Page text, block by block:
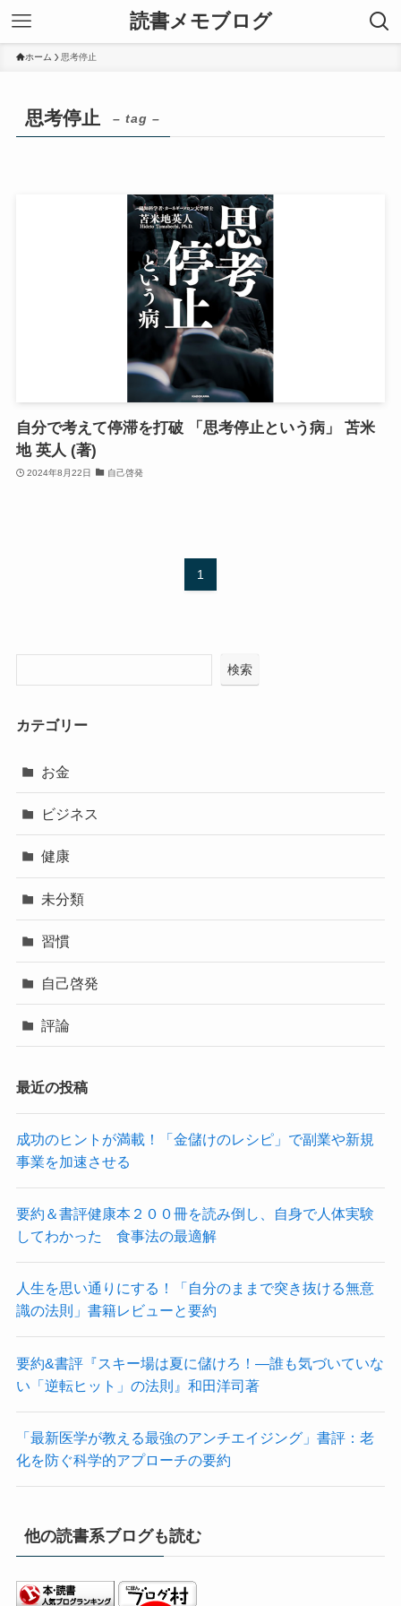
読書メモブログ
ホーム 思考停止
思考停止 – tag –
自分で考えて停滞を打破 「思考停止という病」 苫米
地 英人 (著)
2024年8月22日 自己啓発
1
検索
カテゴリー
お金
ビジネス
健康
未分類
習慣
自己啓発
評論
最近の投稿
成功のヒントが満載！「金儲けのレシピ」で副業や新規
事業を加速させる
要約＆書評健康本２００冊を読み倒し、自身で人体実験
してわかった 食事法の最適解
人生を思い通りにする！「自分のままで突き抜ける無意
識の法則」書籍レビューと要約
要約&書評『スキー場は夏に儲けろ！―誰も気づいていな
い「逆転ヒット」の法則』和田洋司著
「最新医学が教える最強のアンチエイジング」書評：老
化を防ぐ科学的アプローチの要約
他の読書系ブログも読む